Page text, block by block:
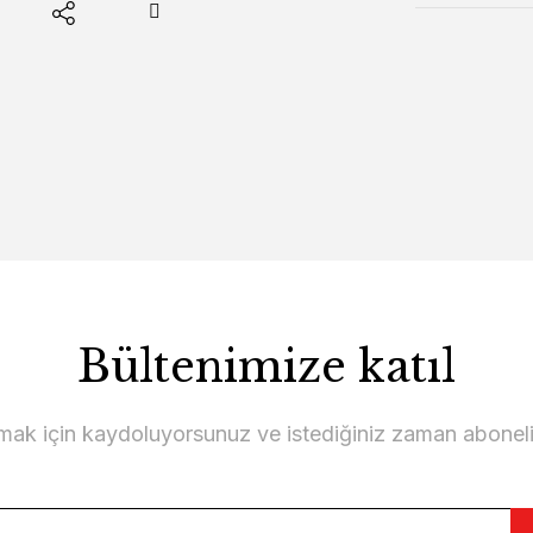
Bültenimize katıl
için kaydoluyorsunuz ve istediğiniz zaman